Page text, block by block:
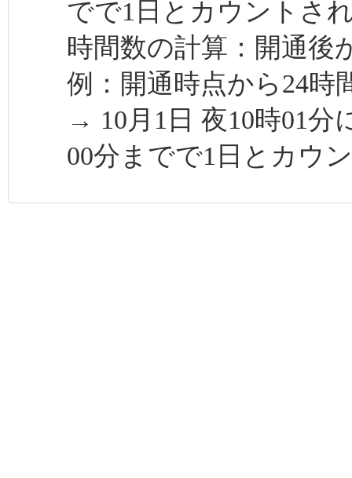
でで1日とカウントさ
時間数の計算：開通後
例：開通時点から24時
→ 10月1日 夜10時01分
00分までで1日とカウ